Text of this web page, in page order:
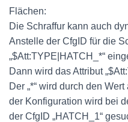
Flächen:
Die Schraffur kann auch
Anstelle der CfgID für die
„$Att:TYPE|HATCH_*“
Dann wird das Attribut
Der „*“ wird durch den
der Konfiguration wird bei
der CfgID „HATCH_1“